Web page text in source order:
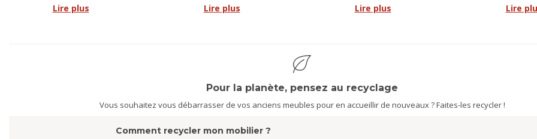
Lire plus Lire plus Lire plus Lire
Pour la planète, pensez au recyclage
Vous souhaitez vous débarrasser de vos anciens meubles pour en accueillir de nouveaux ? Faites-les recycler !
Comment recycler mon mobilier ?